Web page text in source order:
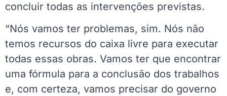
concluir todas as intervenções previstas.
“Nós vamos ter problemas, sim. Nós não
temos recursos do caixa livre para executar
todas essas obras. Vamos ter que encontrar
uma fórmula para a conclusão dos trabalhos
e, com certeza, vamos precisar do governo